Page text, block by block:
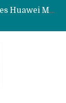
Solo China o Global: Cuáles Huawei MateBook, MatePad y Nova llegarán a Europa y LATAM?
Fabricantes suben precios de teléfonos y ganan más dinero en un mercado donde Xiaomi alerta por no mejorar ventas